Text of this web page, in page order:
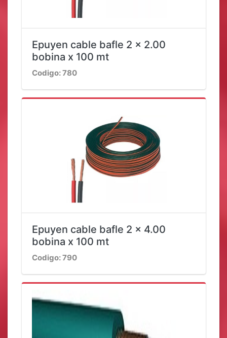
Epuyen cable bafle 2 x 2.00
bobina x 100 mt
Codigo: 780
Epuyen cable bafle 2 x 4.00
bobina x 100 mt
Codigo: 790